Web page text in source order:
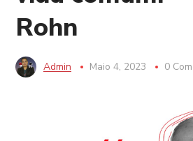
Rohn
Admin Maio 4, 2023 0